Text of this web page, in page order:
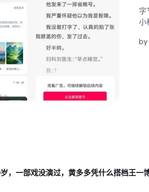
字
小
，一部戏没演过，黄多多凭什么搭档王一